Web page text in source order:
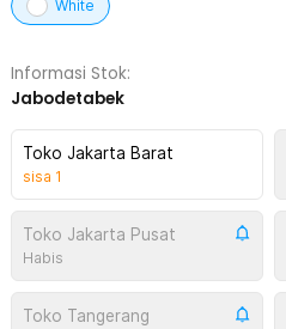
White
Informasi Stok:
Jabodetabek
Toko Jakarta Barat
sisa 1
Toko Jakarta Pusat
Habis
Toko Tangerang